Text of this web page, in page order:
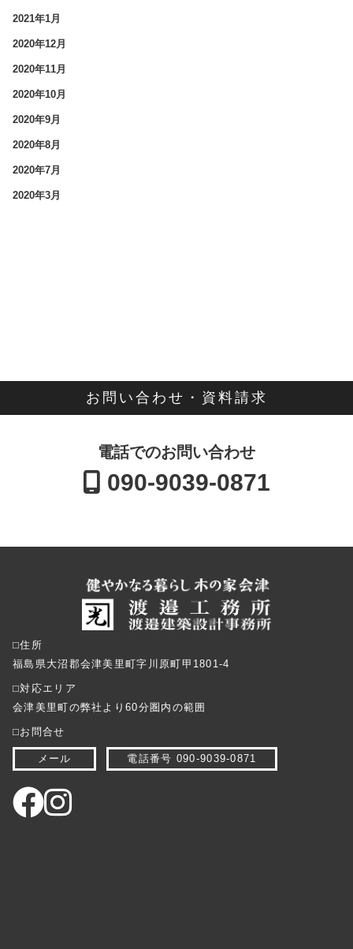
2021年1月
2020年12月
2020年11月
2020年10月
2020年9月
2020年8月
2020年7月
2020年3月
お問い合わせ・資料請求
電話でのお問い合わせ
090-9039-0871
⬜︎住所
福島県大沼郡会津美里町字川原町甲1801-4
⬜︎対応エリア
会津美里町の弊社より60分圏内の範囲
⬜︎お問合せ
メール 電話番号 090-9039-0871